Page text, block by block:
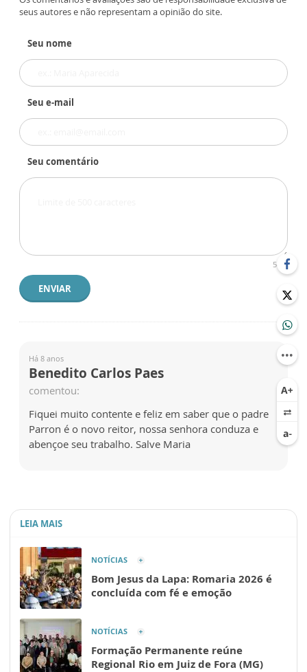
seus autores e não representam a opinião do site.
Seu nome
Seu e-mail
Seu comentário
500
ENVIAR
Há 8 anos
Benedito Carlos Paes
comentou:
Fiquei muito contente e feliz em saber que o padre
Parron é o novo reitor, nossa senhora conduza e
abençoe seu trabalho. Salve Maria
LEIA MAIS
NOTÍCIAS
Bom Jesus da Lapa: Romaria 2026 é
concluída com fé e emoção
NOTÍCIAS
Formação Permanente reúne
Regional Rio em Juiz de Fora (MG)